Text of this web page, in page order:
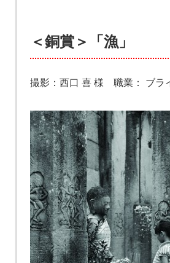
＜銅賞＞「漁」
撮影：西口 喜 様 職業： ブラ